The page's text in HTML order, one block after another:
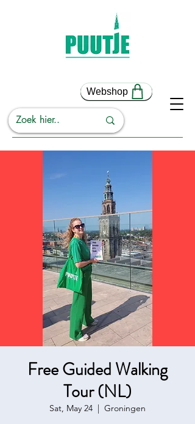
Webshop
Free Guided Walking
Tour (NL)
Sat, May 24
  |
Groningen